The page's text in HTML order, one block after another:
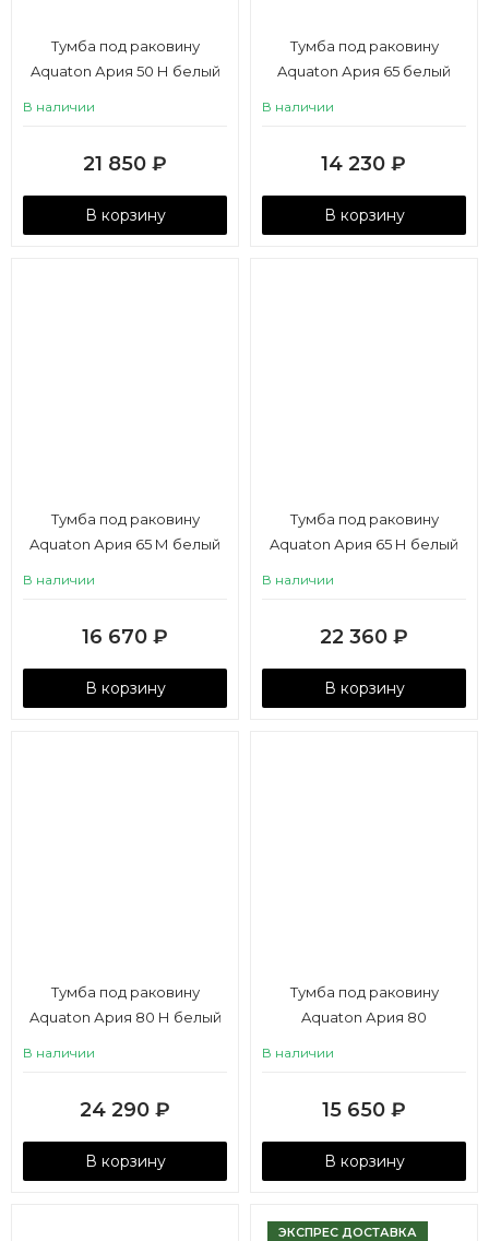
Тумба под раковину
Aquaton Ария 50 Н белый
В наличии
21 850 ₽
В корзину
Тумба под раковину
Aquaton Ария 65 белый
В наличии
14 230 ₽
В корзину
Тумба под раковину
Aquaton Ария 65 М белый
В наличии
16 670 ₽
В корзину
Тумба под раковину
Aquaton Ария 65 Н белый
В наличии
22 360 ₽
В корзину
Тумба под раковину
Aquaton Ария 80 Н белый
В наличии
24 290 ₽
В корзину
Тумба под раковину
Aquaton Ария 80
В наличии
15 650 ₽
В корзину
ЭКСПРЕС ДОСТАВКА